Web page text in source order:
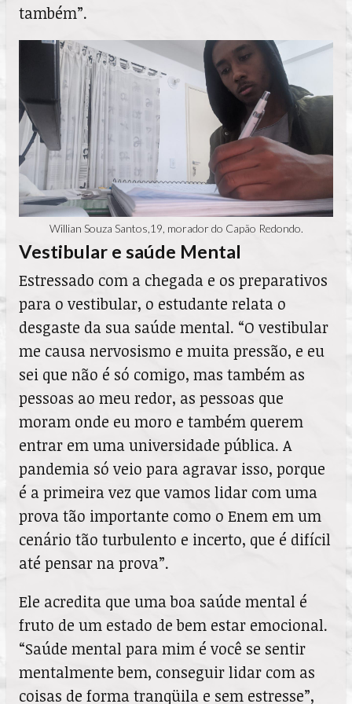
também”.
Willian Souza Santos,19, morador do Capão Redondo.
Vestibular e saúde Mental
Estressado com a chegada e os preparativos
para o vestibular, o estudante relata o
desgaste da sua saúde mental. “O vestibular
me causa nervosismo e muita pressão, e eu
sei que não é só comigo, mas também as
pessoas ao meu redor, as pessoas que
moram onde eu moro e também querem
entrar em uma universidade pública. A
pandemia só veio para agravar isso, porque
é a primeira vez que vamos lidar com uma
prova tão importante como o Enem em um
cenário tão turbulento e incerto, que é difícil
até pensar na prova”.
Ele acredita que uma boa saúde mental é
fruto de um estado de bem estar emocional.
“Saúde mental para mim é você se sentir
mentalmente bem, conseguir lidar com as
coisas de forma tranqüila e sem estresse”,